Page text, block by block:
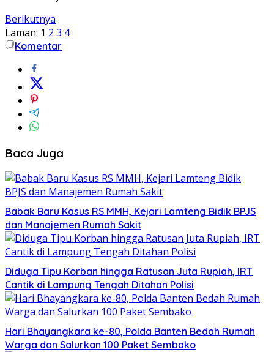
Berikutnya
Laman: 1 2 3 4
Komentar
Baca Juga
Babak Baru Kasus RS MMH, Kejari Lamteng Bidik BPJS
dan Manajemen Rumah Sakit
Diduga Tipu Korban hingga Ratusan Juta Rupiah, IRT
Cantik di Lampung Tengah Ditahan Polisi
Hari Bhayangkara ke-80, Polda Banten Bedah Rumah
Warga dan Salurkan 100 Paket Sembako